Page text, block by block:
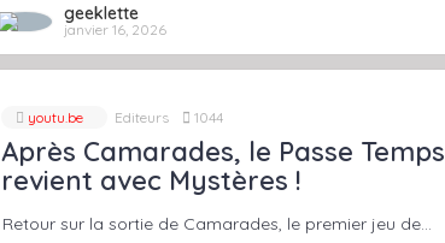
geeklette
janvier 16, 2026
youtu.be Editeurs 1044
Après Camarades, le Passe Temps
revient avec Mystères !
Retour sur la sortie de Camarades, le premier jeu de…